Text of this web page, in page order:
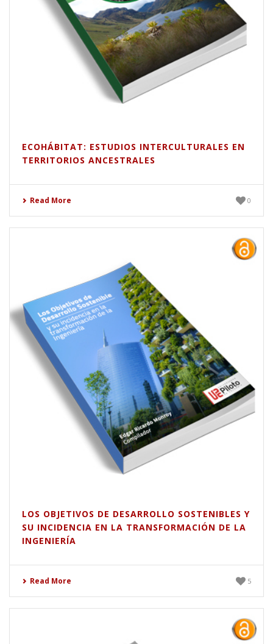
ECOHÁBITAT: ESTUDIOS INTERCULTURALES EN
TERRITORIOS ANCESTRALES
Read More 0
LOS OBJETIVOS DE DESARROLLO SOSTENIBLES Y
SU INCIDENCIA EN LA TRANSFORMACIÓN DE LA
INGENIERÍA
Read More 5